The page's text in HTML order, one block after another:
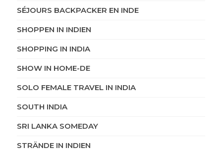
SÉJOURS BACKPACKER EN INDE
SHOPPEN IN INDIEN
SHOPPING IN INDIA
SHOW IN HOME-DE
SOLO FEMALE TRAVEL IN INDIA
SOUTH INDIA
SRI LANKA SOMEDAY
STRÄNDE IN INDIEN